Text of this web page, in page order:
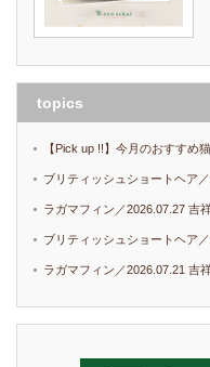
topics
【Pick up !!】今月のおすすめ
ブリティッシュショートヘア
ラガマフィン／2026.07.27 吉
ブリティッシュショートヘア
ラガマフィン／2026.07.21 吉